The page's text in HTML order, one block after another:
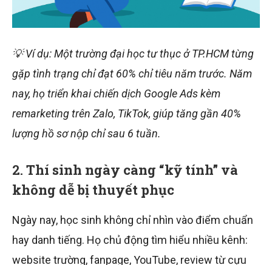
💡 Ví dụ: Một trường đại học tư thục ở TP.HCM từng
gặp tình trạng chỉ đạt 60% chỉ tiêu năm trước. Năm
nay, họ triển khai chiến dịch Google Ads kèm
remarketing trên Zalo, TikTok, giúp tăng gần 40%
lượng hồ sơ nộp chỉ sau 6 tuần.
2. Thí sinh ngày càng “kỹ tính” và
không dễ bị thuyết phục
Ngày nay, học sinh không chỉ nhìn vào điểm chuẩn
hay danh tiếng. Họ chủ động tìm hiểu nhiều kênh:
website trường, fanpage, YouTube, review từ cựu